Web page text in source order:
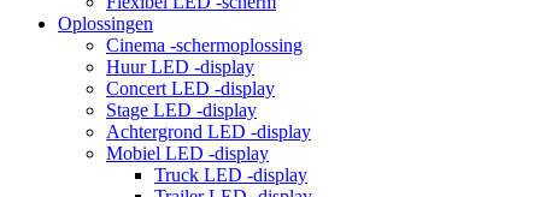
Oplossingen
Cinema -schermoplossing
Huur LED -display
Concert LED -display
Stage LED -display
Achtergrond LED -display
Mobiel LED -display
Truck LED -display